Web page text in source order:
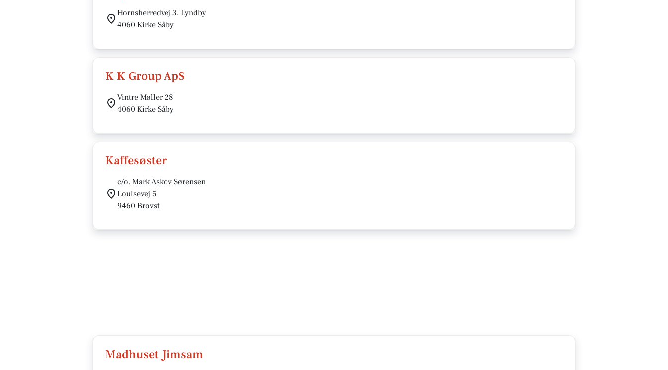
Hornsherredvej 3, Lyndby
4060 Kirke Såby
K K Group ApS
Vintre Møller 28
4060 Kirke Såby
Kaffesøster
c/o. Mark Askov Sørensen
Louisevej 5
9460 Brovst
Madhuset Jimsam